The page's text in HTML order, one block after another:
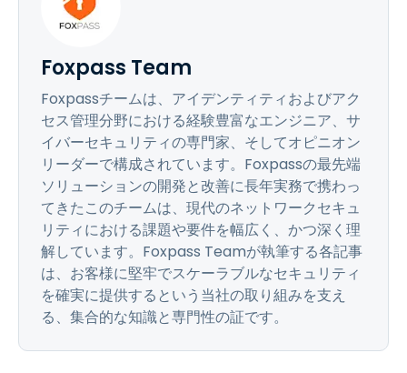
Foxpass Team
Foxpassチームは、アイデンティティおよびアク
セス管理分野における経験豊富なエンジニア、サ
イバーセキュリティの専門家、そしてオピニオン
リーダーで構成されています。Foxpassの最先端
ソリューションの開発と改善に長年実務で携わっ
てきたこのチームは、現代のネットワークセキュ
リティにおける課題や要件を幅広く、かつ深く理
解しています。Foxpass Teamが執筆する各記事
は、お客様に堅牢でスケーラブルなセキュリティ
を確実に提供するという当社の取り組みを支え
る、集合的な知識と専門性の証です。